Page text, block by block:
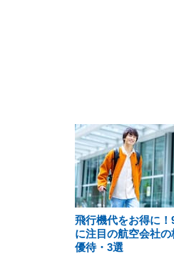
飛行機代をお得に！
に注目の航空会社の
優待・3選